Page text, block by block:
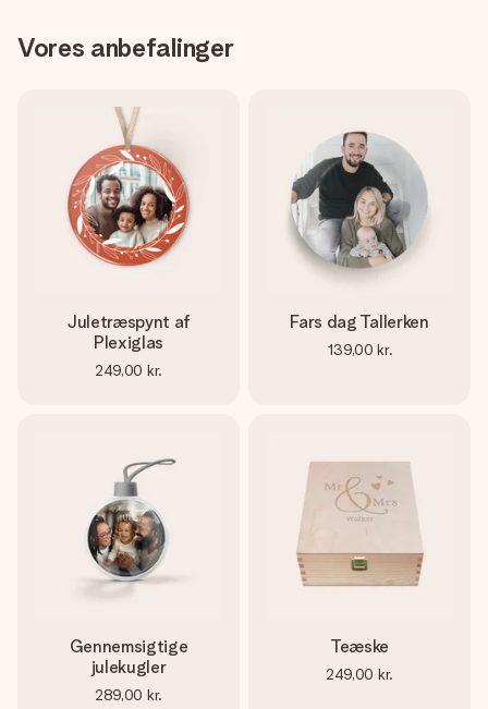
Vores anbefalinger
Juletræspynt af
Plexiglas
249,00 kr.
Fars dag Tallerken
139,00 kr.
Gennemsigtige
julekugler
289,00 kr.
Teæske
249,00 kr.